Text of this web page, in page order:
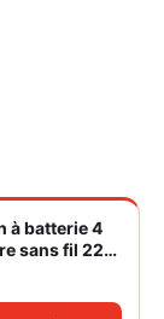
à batterie 4
sans fil 22
balais,